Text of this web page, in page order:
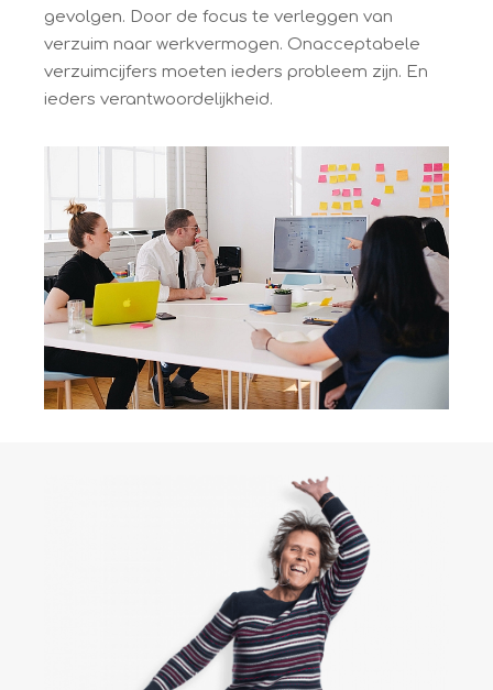
gevolgen. Door de focus te verleggen van
verzuim naar werkvermogen. Onacceptabele
verzuimcijfers moeten ieders probleem zijn. En
ieders verantwoordelijkheid.